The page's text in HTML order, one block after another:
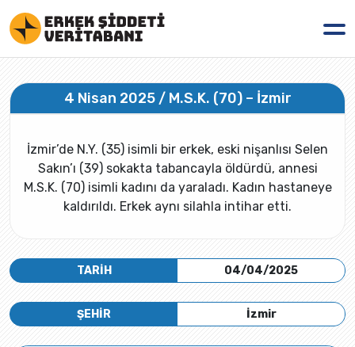
4 Nisan 2025 / M.S.K. (70) – İzmir
İzmir’de N.Y. (35) isimli bir erkek, eski nişanlısı Selen
Sakın’ı (39) sokakta tabancayla öldürdü, annesi
M.S.K. (70) isimli kadını da yaraladı. Kadın hastaneye
kaldırıldı. Erkek aynı silahla intihar etti.
TARİH 04/04/2025
İzmir
ŞEHİR